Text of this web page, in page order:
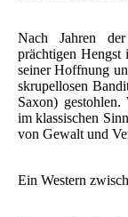
Nach Jahren
prächtigen Hengst
seiner Hoffnung
skrupellosen
Saxon)
im klassischen
von Gewalt und
Ein Western